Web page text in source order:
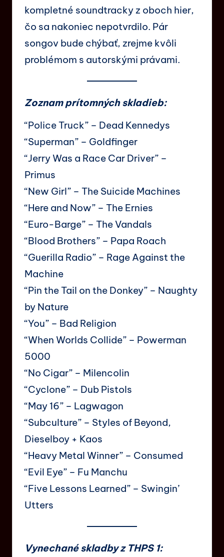
kompletné soundtracky z oboch hier,
čo sa nakoniec nepotvrdilo. Pár
songov bude chýbať, zrejme kvôli
problémom s autorskými právami.
Zoznam prítomných skladieb:
“Police Truck” – Dead Kennedys
“Superman” – Goldfinger
“Jerry Was a Race Car Driver” –
Primus
“New Girl” – The Suicide Machines
“Here and Now” – The Ernies
“Euro-Barge” – The Vandals
“Blood Brothers” – Papa Roach
“Guerilla Radio” – Rage Against the
Machine
“Pin the Tail on the Donkey” – Naughty
by Nature
“You” – Bad Religion
“When Worlds Collide” – Powerman
5000
“No Cigar” – Milencolin
“Cyclone” – Dub Pistols
“May 16” – Lagwagon
“Subculture” – Styles of Beyond,
Dieselboy + Kaos
“Heavy Metal Winner” – Consumed
“Evil Eye” – Fu Manchu
“Five Lessons Learned” – Swingin’
Utters
Vynechané skladby z THPS 1: